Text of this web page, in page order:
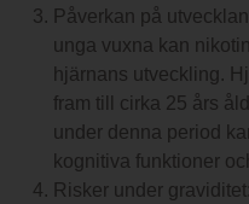
Påverkan på
unga vuxna kan
hjärnans utveckling.
fram till cirka 25 års
under denna period
kognitiva funktioner
Risker under